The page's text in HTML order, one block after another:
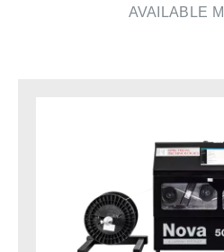
AVAILABLE